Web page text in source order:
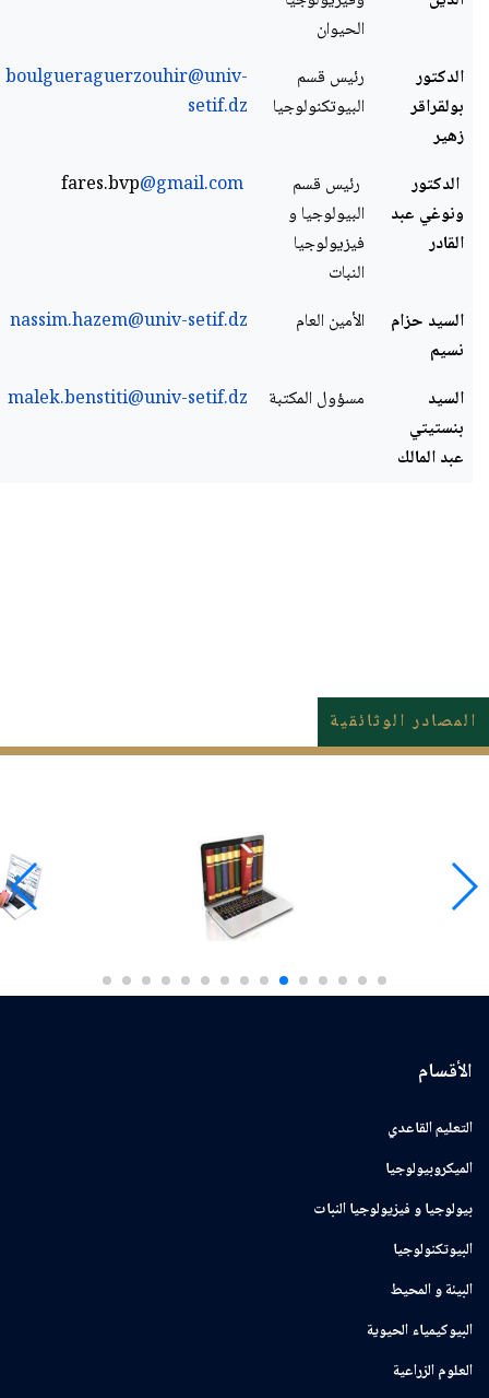
الحيوان
الدكتور
بولقراقر
زهير
رئيس قسم
البيوتكنولوجيا
boulgueraguerzouhir@univ-
setif.dz
الدكتور
ونوغي عبد
القادر
رئيس قسم
البيولوجيا و
فيزيولوجيا
النبات
@gmail.com
السيد حزام
نسيم
الأمين العام nassim.hazem@univ-setif.dz
السيد
بنستيتي
عبد المالك
مسؤول المكتبة malek.benstiti@univ-setif.dz
المصادر الوثائقية
الأقسام
التعليم القاعدي
الميكروبيولوجيا
بيولوجيا و فيزيولوجيا النبات
البيوتكنولوجيا
البيئة و المحيط
البيوكيمياء الحيوية
العلوم الزراعية